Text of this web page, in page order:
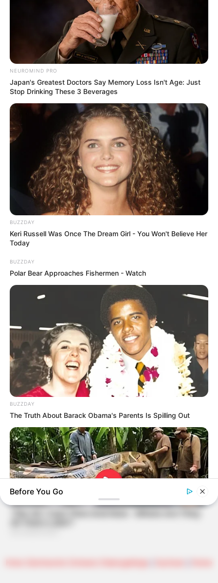
NEUROMIND PRO
Japan's Greatest Doctors Say Memory Loss Isn't Age: Just
Stop Drinking These 3 Beverages
BUZZDAY
Keri Russell Was Once The Dream Girl - You Won't Believe Her
Today
BUZZDAY
Polar Bear Approaches Fishermen - Watch
BUZZDAY
The Truth About Barack Obama's Parents Is Spilling Out
Before You Go